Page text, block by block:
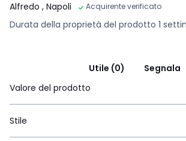
Alfredo , Napoli Acquirente verificato
Durata della proprietà del prodotto 1
Utile (0)
Segnala
Valore del prodotto
Stile